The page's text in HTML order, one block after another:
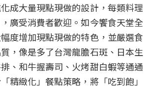
成大量現點現做的設計，每類料理
廣受消費者歡迎。如今饗食天堂全
度增加現點現做的特色，並嚴選食
，像是多了台灣龍膽石斑、日本生
、和牛握壽司、火烤甜白蝦等通通
精緻化」餐點策略，將「吃到飽」